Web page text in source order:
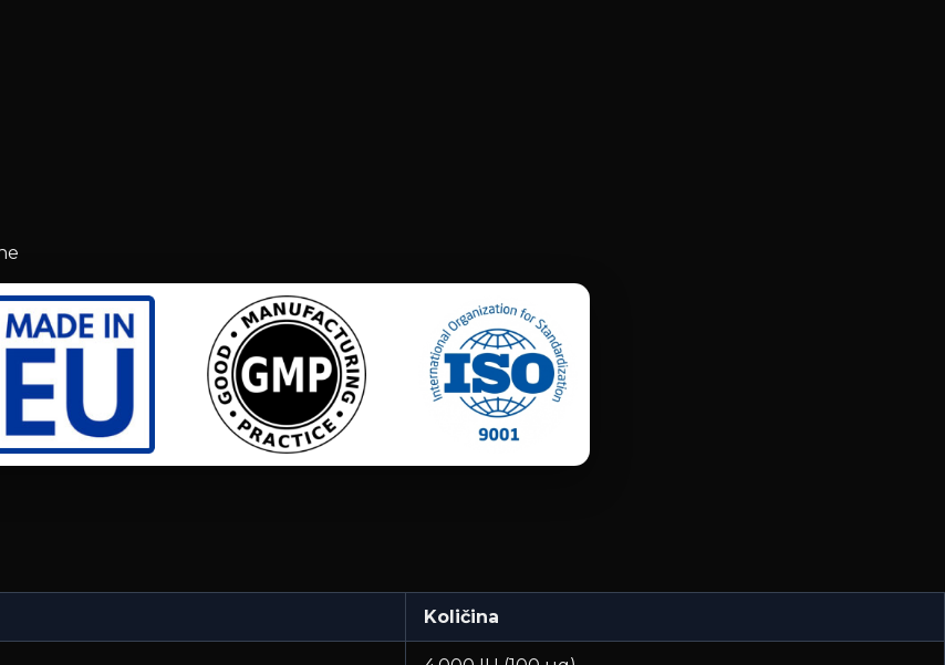
Količina